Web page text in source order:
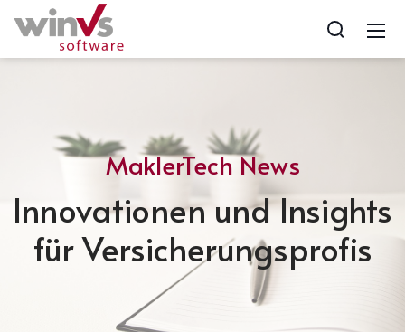
MaklerTech News
Innovationen und Insights
für Versicherungsprofis